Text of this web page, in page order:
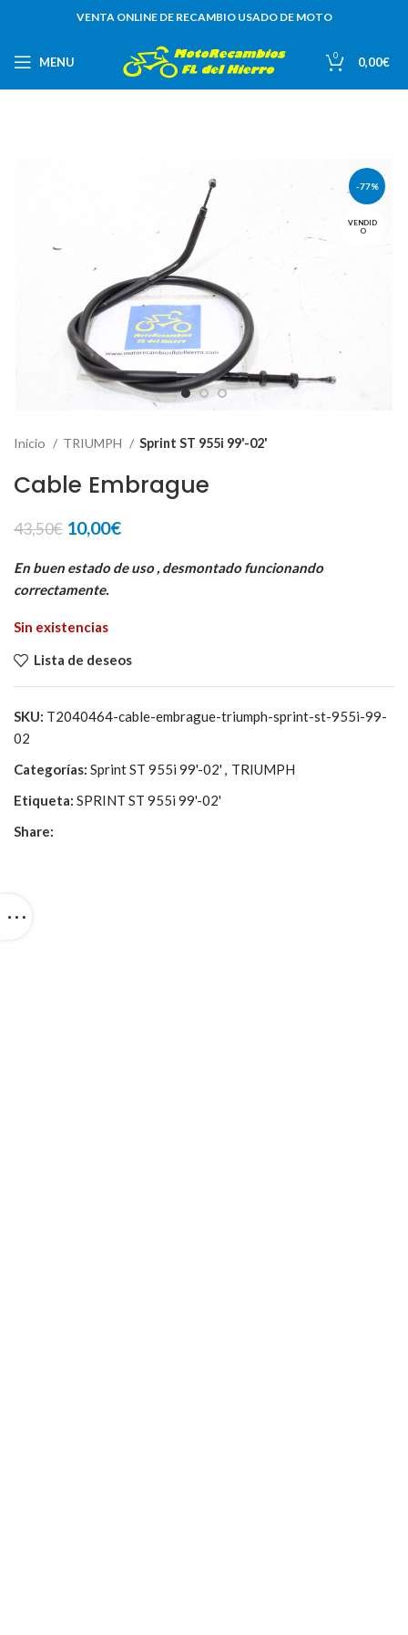
VENTA ONLINE DE RECAMBIO USADO DE MOTO
MENU 0 0,00€
-77%
VENDID
O
Inicio TRIUMPH Sprint ST 955i 99'-02'
Cable Embrague
43,50€ El
original
era:
10,00€El
actual
En buen estado de uso , desmontado funcionando
correctamente.
Sin existencias
Lista de deseos
SKU: T2040464-cable-embrague-triumph-sprint-st-955i-99-
02
Categorías: Sprint ST 955i 99'-02' , TRIUMPH
Etiqueta: SPRINT ST 955i 99'-02'
Share: